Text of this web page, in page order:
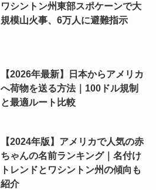
ワシントン州東部スポケーンで大
規模山火事、6万人に避難指示
【2026年最新】日本からアメリカ
へ荷物を送る方法｜100ドル規制
と最適ルート比較
【2024年版】アメリカで人気の赤
ちゃんの名前ランキング｜名付け
トレンドとワシントン州の傾向も
紹介